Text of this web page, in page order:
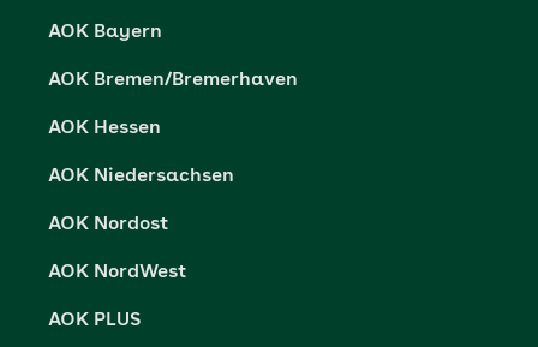
Vertriebspartner-Service
AOK Bayern
AOK Bremen/Bremerhaven
AOK Hessen
AOK Niedersachsen
AOK Nordost
AOK NordWest
AOK PLUS